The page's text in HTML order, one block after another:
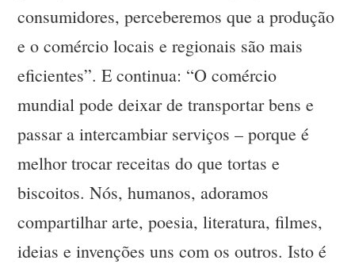
consumidores, perceberemos que a produção
e o comércio locais e regionais são mais
eficientes”. E continua: “O comércio
mundial pode deixar de transportar bens e
passar a intercambiar serviços – porque é
melhor trocar receitas do que tortas e
biscoitos. Nós, humanos, adoramos
compartilhar arte, poesia, literatura, filmes,
ideias e invenções uns com os outros. Isto é